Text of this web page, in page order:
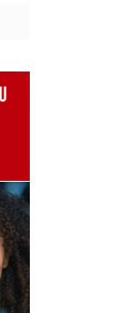
juillet